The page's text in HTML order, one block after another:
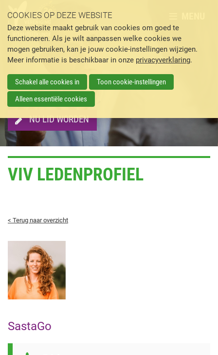
NU LID WORDEN
VIV LEDENPROFIEL
< Terug naar overzicht
SastaGo
COOKIES OP DEZE WEBSITE
Deze website maakt gebruik van cookies om goed te
functioneren. Als je wilt aanpassen welke cookies we
mogen gebruiken, kan je jouw cookie-instellingen wijzigen.
Meer informatie is beschikbaar in onze privacyverklaring.
Schakel alle cookies in
Toon cookie-instellingen
Alleen essentiële cookies